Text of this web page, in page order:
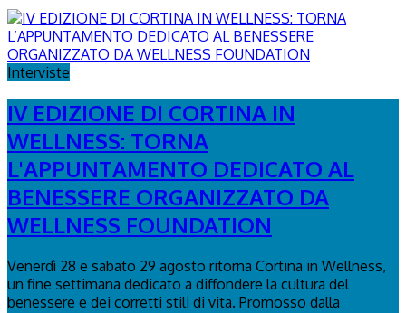
Interviste
IV EDIZIONE DI CORTINA IN
WELLNESS: TORNA
L'APPUNTAMENTO DEDICATO AL
BENESSERE ORGANIZZATO DA
WELLNESS FOUNDATION
Venerdì 28 e sabato 29 agosto ritorna Cortina in Wellness,
un fine settimana dedicato a diffondere la cultura del
benessere e dei corretti stili di vita. Promosso dalla